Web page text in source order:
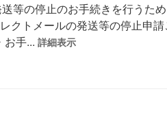
等の停止のお手続きを行うた
クトメールの発送等の停止申
お手... 詳細表示